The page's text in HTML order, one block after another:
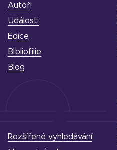
Autoři
Události
Edice
Bibliofilie
Blog
Rozšířené vyhledávání